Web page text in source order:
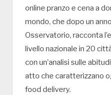
online pranzo e cena a
mondo, che dopo un
Osservatorio, racconta
livello nazionale in 20
con un’analisi sulle
atto che caratterizzano
food delivery.